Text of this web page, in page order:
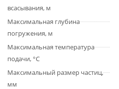
всасывания, м
Максимальная глубина
погружения, м
Максимальная температура
подачи, °С
Максимальный размер частиц,
мм